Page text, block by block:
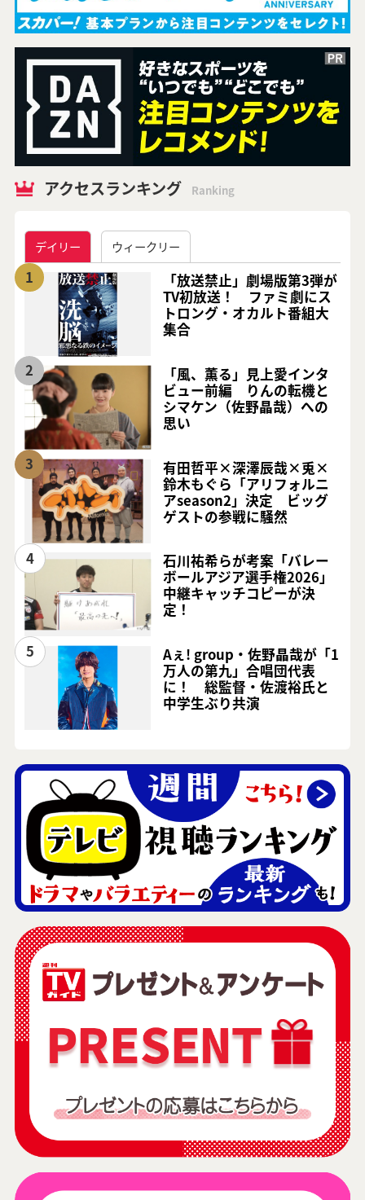
アクセスランキング Ranking
デイリー ウィークリー
1
「放送禁止」劇場版第3弾が
TV初放送！ ファミ劇にス
トロング・オカルト番組大
集合
2
「風、薫る」見上愛インタ
ビュー前編 りんの転機と
シマケン（佐野晶哉）への
思い
3
有田哲平×深澤辰哉×兎×
鈴木もぐら「アリフォルニ
アseason2」決定 ビッグ
ゲストの参戦に騒然
4
石川祐希らが考案「バレー
ボールアジア選手権2026」
中継キャッチコピーが決
定！
5
Aぇ! group・佐野晶哉が「1
万人の第九」合唱団代表
に！ 総監督・佐渡裕氏と
中学生ぶり共演